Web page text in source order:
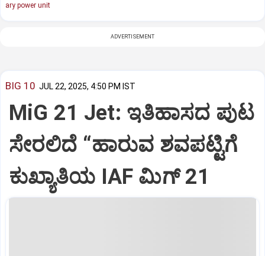
ary power unit
ADVERTISEMENT
BIG 10 JUL 22, 2025, 4:50 PM IST
MiG 21 Jet: ಇತಿಹಾಸದ ಪುಟ
ಸೇರಲಿದೆ “ಹಾರುವ ಶವಪಟ್ಟಿಗೆ
ಕುಖ್ಯಾತಿಯ IAF ಮಿಗ್‌ 21